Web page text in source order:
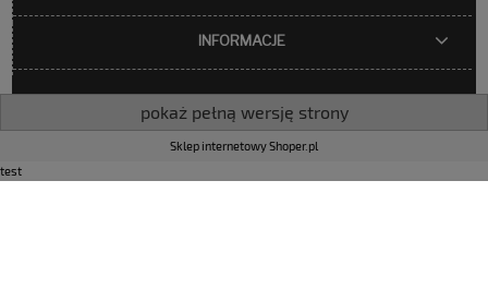
INFORMACJE
pokaż pełną wersję strony
Sklep internetowy Shoper.pl
test